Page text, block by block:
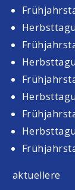
aktuellere